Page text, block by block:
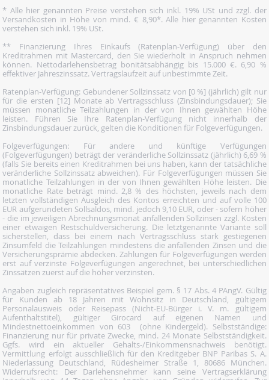
* Alle hier genannten Preise verstehen sich inkl. 19% USt und zzgl. der
Versandkosten in Höhe von mind. € 8,90*. Alle hier genannten Kosten
verstehen sich inkl. 19% USt.
** Finanzierung Ihres Einkaufs (Ratenplan-Verfügung) über den
Kreditrahmen mit Mastercard, den Sie wiederholt in Anspruch nehmen
können. Nettodarlehensbetrag bonitätsabhängig bis 15.000 €. 6,90 %
effektiver Jahreszinssatz. Vertragslaufzeit auf unbestimmte Zeit.
Ratenplan-Verfügung: Gebundener Sollzinssatz von [0 %] (jährlich) gilt nur
für die ersten [12] Monate ab Vertragsschluss (Zinsbindungsdauer); Sie
müssen monatliche Teilzahlungen in der von Ihnen gewählten Höhe
leisten. Führen Sie Ihre Ratenplan-Verfügung nicht innerhalb der
Zinsbindungsdauer zurück, gelten die Konditionen für Folgeverfügungen.
Folgeverfügungen: Für andere und künftige Verfügungen
(Folgeverfügungen) beträgt der veränderliche Sollzinssatz (jährlich) 6,69 %
(falls Sie bereits einen Kreditrahmen bei uns haben, kann der tatsächliche
veränderliche Sollzinssatz abweichen). Für Folgeverfügungen müssen Sie
monatliche Teilzahlungen in der von Ihnen gewählten Höhe leisten. Die
monatliche Rate beträgt mind. 2,8 % des höchsten, jeweils nach dem
letzten vollständigen Ausgleich des Kontos erreichten und auf volle 100
EUR aufgerundeten Sollsaldos, mind. jedoch 9,10 EUR, oder - sofern höher
- die im jeweiligen Abrechnungsmonat anfallenden Sollzinsen zzgl. Kosten
einer etwaigen Restschuldversicherung. Die letztgenannte Variante soll
sicherstellen, dass bei einem nach Vertragsschluss stark gestiegenen
Zinsumfeld die Teilzahlungen mindestens die anfallenden Zinsen und die
Versicherungsprämie abdecken. Zahlungen für Folgeverfügungen werden
erst auf verzinste Folgeverfügungen angerechnet, bei unterschiedlichen
Zinssätzen zuerst auf die höher verzinsten.
Angaben zugleich repräsentatives Beispiel gem. § 17 Abs. 4 PAngV. Gültig
für Kunden ab 18 Jahren mit Wohnsitz in Deutschland, gültigem
Personalausweis oder Reisepass (Nicht-EU-Bürger i. V. m. gültigem
Aufenthaltstitel), gültiger Girocard auf eigenen Namen und
Mindestnettoeinkommen von 603  (ohne Kindergeld). Selbstständige:
Finanzierung nur für private Zwecke, mind. 24 Monate Selbstständigkeit.
Ggfs. wird ein aktueller Gehalts-/Einkommensnachweis benötigt.
Vermittlung erfolgt ausschließlich für den Kreditgeber BNP Paribas S. A.
Niederlassung Deutschland, Rüdesheimer Straße 1, 80686 München.
Widerrufsrecht: Der Darlehensnehmer kann seine Vertragserklärung